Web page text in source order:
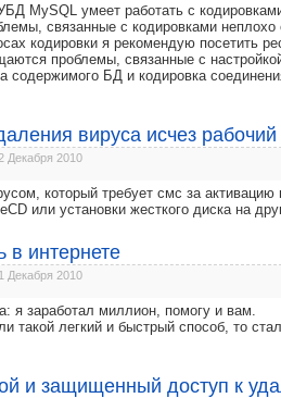
MySQL умеет работать с
связанные с кодировками
кодировки я рекомендую посетить
проблемы, связанные с
содержимого БД и кодировка
вируса исчез рабочий
Декабря 2010
который требует смс за
или установки жесткого диска на
в интернете
Декабря 2010
я заработал миллион, помогу и вам.
такой легкий и быстрый способ, то
и защищенный доступ к